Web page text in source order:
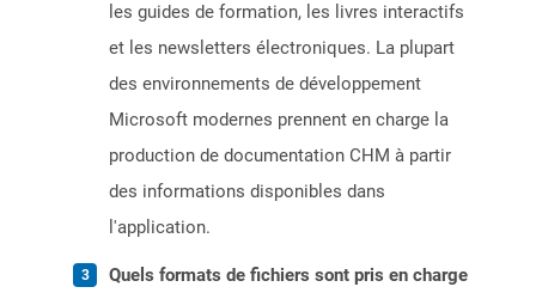
les guides de formation, les livres interactifs
et les newsletters électroniques. La plupart
des environnements de développement
Microsoft modernes prennent en charge la
production de documentation CHM à partir
des informations disponibles dans
l'application.
Quels formats de fichiers sont pris en charge